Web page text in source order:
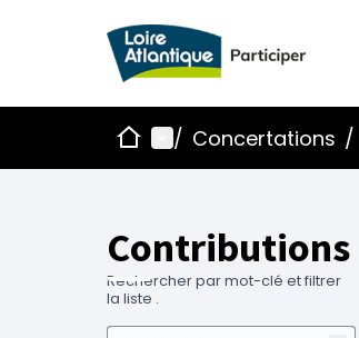
AccueilMenu principal
/ Concertations /
Contributions
Rechercher par mot-clé et filtrer
la liste .